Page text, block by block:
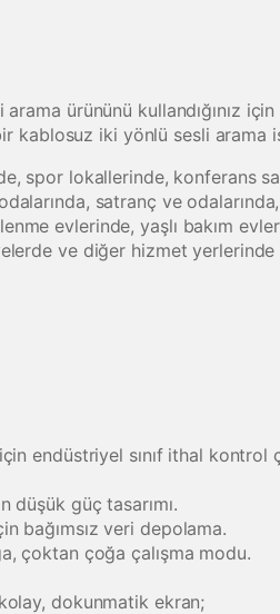
arama ürününü kullandığınız
kablosuz iki yönlü sesli arama
spor lokallerinde, konferans
satranç ve
evlerinde, yaşlı bakım
ve diğer hizmet yerlerinde
endüstriyel sınıf ithal kontrol
düşük güç tasarımı.
bağımsız veri depolama.
çoktan çoğa çalışma modu.
kolay, dokunmatik ekran;